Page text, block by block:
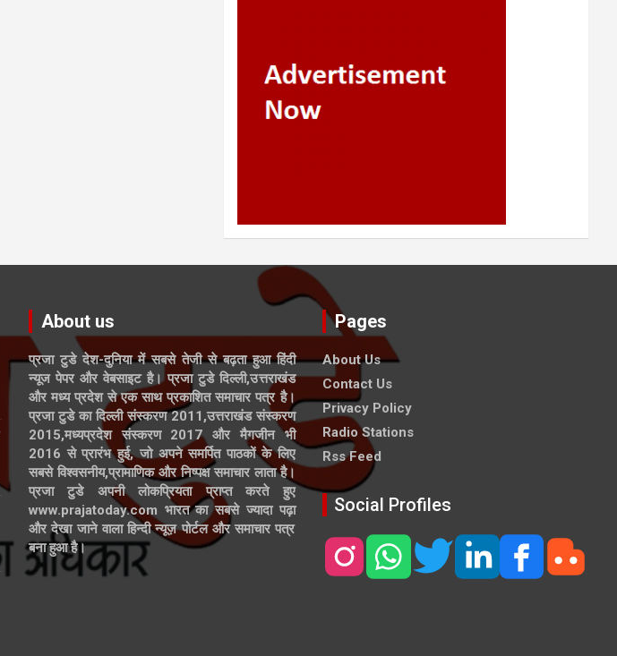
About us
प्रजा टुडे देश-दुनिया में सबसे तेजी से बढ़ता हुआ हिंदी
न्यूज पेपर और वेबसाइट है। प्रजा टुडे दिल्ली,उत्तराखंड
और मध्य प्रदेश से एक साथ प्रकाशित समाचार पत्र है।
प्रजा टुडे का दिल्ली संस्करण 2011,उत्तराखंड संस्करण
2015,मध्यप्रदेश संस्करण 2017 और मैगजीन भी
2016 से प्रारंभ हुई, जो अपने समर्पित पाठकों के लिए
सबसे विश्वसनीय,प्रामाणिक और निष्पक्ष समाचार लाता है।
प्रजा टुडे अपनी लोकप्रियता प्राप्त करते हुए
www.prajatoday.com भारत का सबसे ज्यादा पढ़ा
और देखा जाने वाला हिन्दी न्यूज़ पोर्टल और समाचार पत्र
बना हुआ है।
Pages
About Us
Contact Us
Privacy Policy
Radio Stations
Rss Feed
Social Profiles